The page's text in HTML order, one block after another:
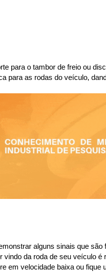
para o tambor de freio ou
para as rodas do veículo,
alguns sinais que
da roda de seu veículo
em velocidade baixa ou